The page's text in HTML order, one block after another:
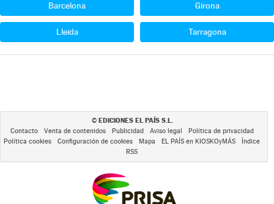
Barcelona Girona
Lleida Tarragona
© EDICIONES EL PAÍS S.L.
Contacto Venta de contenidos Publicidad Aviso legal
Política de privacidad
Política cookies
Configuración de cookies Mapa EL PAÍS en KIOSKOyMÁS
Índice
RSS